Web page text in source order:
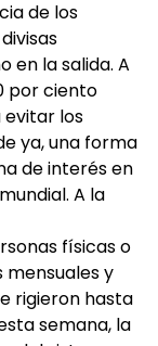
de los
en la salida. A
por ciento
evitar los
ya, una forma
de interés en
A la
físicas o
mensuales y
rigieron hasta
semana, la